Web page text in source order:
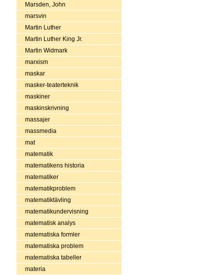
Marsden, John
marsvin
Martin Luther
Martin Luther King Jr.
Martin Widmark
marxism
maskar
masker-teaterteknik
maskiner
maskinskrivning
massajer
massmedia
mat
matematik
matematikens historia
matematiker
matematikproblem
matematiktävling
matematikundervisning
matematisk analys
matematiska formler
matematiska problem
matematiska tabeller
materia